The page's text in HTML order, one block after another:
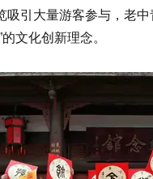
吸引大量游客参与，老
文化创新理念。